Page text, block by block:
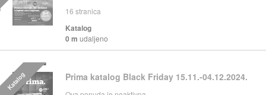
16 stranica
Katalog
0 m udaljeno
Prima katalog Black Friday 15.11.-04.12.2024.
Katalog